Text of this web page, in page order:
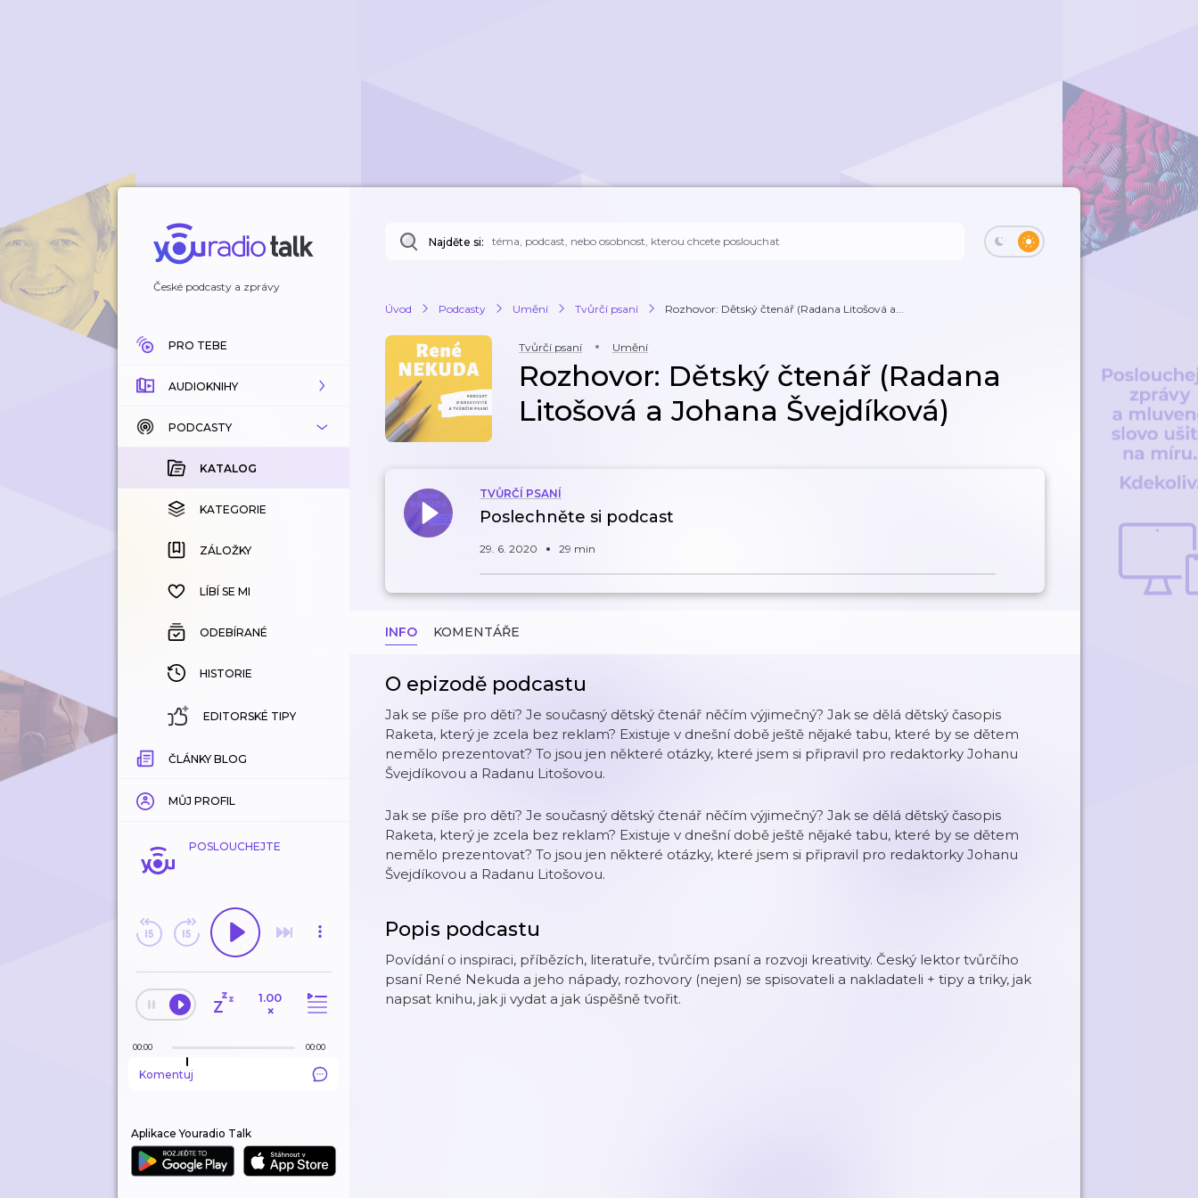
České podcasty a zprávy
PRO TEBE
AUDIOKNIHY
KATALOG
KOUPENÉ
KATEGORIE
ZÁLOŽKY
HISTORIE
PODCASTY
KATALOG
KATEGORIE
ZÁLOŽKY
LÍBÍ SE MI
ODEBÍRANÉ
HISTORIE
EDITORSKÉ TIPY
ČLÁNKY BLOG
MŮJ PROFIL
POSLOUCHEJTE
1.00
×
00:00 00:00
Komentuj
Aplikace Youradio Talk
Najděte si:
Úvod Podcasty Umění Tvůrčí psaní Rozhovor: Dětský čtenář (Radana Litošová a...
Tvůrčí psaní Umění
Rozhovor: Dětský čtenář (Radana
Litošová a Johana Švejdíková)
TVŮRČÍ PSANÍ
Poslechněte si podcast
29. 6. 2020 29 min
INFO KOMENTÁŘE
O epizodě podcastu
Jak se píše pro děti? Je současný dětský čtenář něčím výjimečný? Jak se dělá dětský časopis
Raketa, který je zcela bez reklam? Existuje v dnešní době ještě nějaké tabu, které by se dětem
nemělo prezentovat? To jsou jen některé otázky, které jsem si připravil pro redaktorky Johanu
Švejdíkovou a Radanu Litošovou.
Jak se píše pro děti? Je současný dětský čtenář něčím výjimečný? Jak se dělá dětský časopis
Raketa, který je zcela bez reklam? Existuje v dnešní době ještě nějaké tabu, které by se dětem
nemělo prezentovat? To jsou jen některé otázky, které jsem si připravil pro redaktorky Johanu
Švejdíkovou a Radanu Litošovou.
Popis podcastu
Povídání o inspiraci, příbězích, literatuře, tvůrčím psaní a rozvoji kreativity. Český lektor tvůrčího
psaní René Nekuda a jeho nápady, rozhovory (nejen) se spisovateli a nakladateli + tipy a triky, jak
napsat knihu, jak ji vydat a jak úspěšně tvořit.